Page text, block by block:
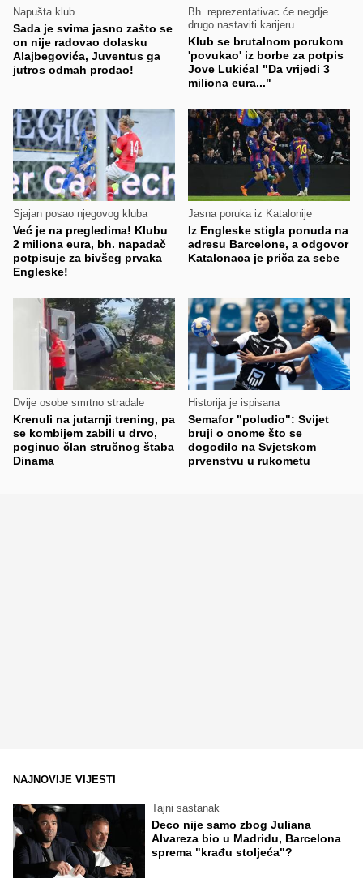
Napušta klub
Sada je svima jasno zašto se
on nije radovao dolasku
Alajbegovića, Juventus ga
jutros odmah prodao!
Bh. reprezentativac će negdje
drugo nastaviti karijeru
Klub se brutalnom porukom
'povukao' iz borbe za potpis
Jove Lukića! "Da vrijedi 3
miliona eura..."
Sjajan posao njegovog kluba
Već je na pregledima! Klubu
2 miliona eura, bh. napadač
potpisuje za bivšeg prvaka
Engleske!
Jasna poruka iz Katalonije
Iz Engleske stigla ponuda na
adresu Barcelone, a odgovor
Katalonaca je priča za sebe
Dvije osobe smrtno stradale
Krenuli na jutarnji trening, pa
se kombijem zabili u drvo,
poginuo član stručnog štaba
Dinama
Historija je ispisana
Semafor "poludio": Svijet
bruji o onome što se
dogodilo na Svjetskom
prvenstvu u rukometu
NAJNOVIJE VIJESTI
Tajni sastanak
Deco nije samo zbog Juliana
Alvareza bio u Madridu, Barcelona
sprema "krađu stoljeća"?